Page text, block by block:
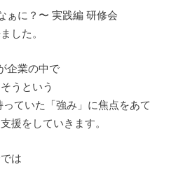
ぁに？〜 実践編 研修会
した。
企業の中で
うという
ていた「強み」に焦点をあて
援をしていきます。
は